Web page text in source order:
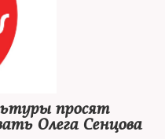
просят
Олега Сенцова